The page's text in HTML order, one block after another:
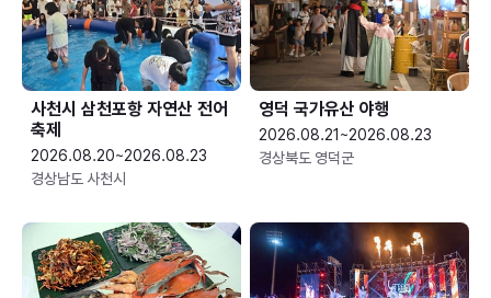
사천시 삼천포항 자연산 전어
축제
2026.08.20~2026.08.23
경상남도 사천시
영덕 국가유산 야행
2026.08.21~2026.08.23
경상북도 영덕군